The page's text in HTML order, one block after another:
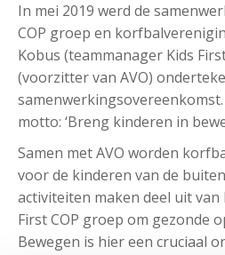
In mei 2019 werd de
COP groep en
Kobus (teammanager Kids
(voorzitter van AVO)
motto: ‘Breng kinderen in
Samen met AVO worden
voor de kinderen van de
activiteiten maken deel uit
First COP groep om gezonde
Bewegen is hier een cruciaal